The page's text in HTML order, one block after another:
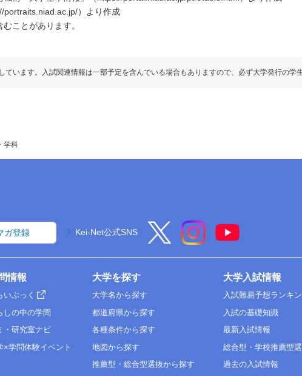
portraits.niad.ac.jp/）より作成
ことがあります。
います。入試関連情報は一部予定を含んでいる場合もありますので、必ず大学発行の学
学科
ガ登録 Kei-Net公式SNS
情報
いぶっく
しの中の学問
・研究室ナビ
×学問体験イベント
大学を探す
大学名から探す
都道府県から探す
各種条件から探す
地図から探す
推薦型・総合型選抜から探す
大学入試情報
入試難易予想ランキ
入試の基礎知識
最新入試情報
総合型・学校推薦型
過去の入試情報